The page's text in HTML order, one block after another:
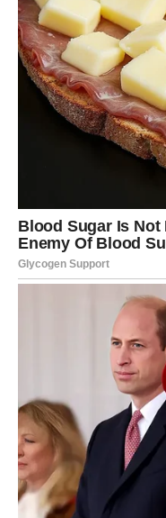
dobija svoje mesto, a
Ono što je nekada
skladnu sliku.